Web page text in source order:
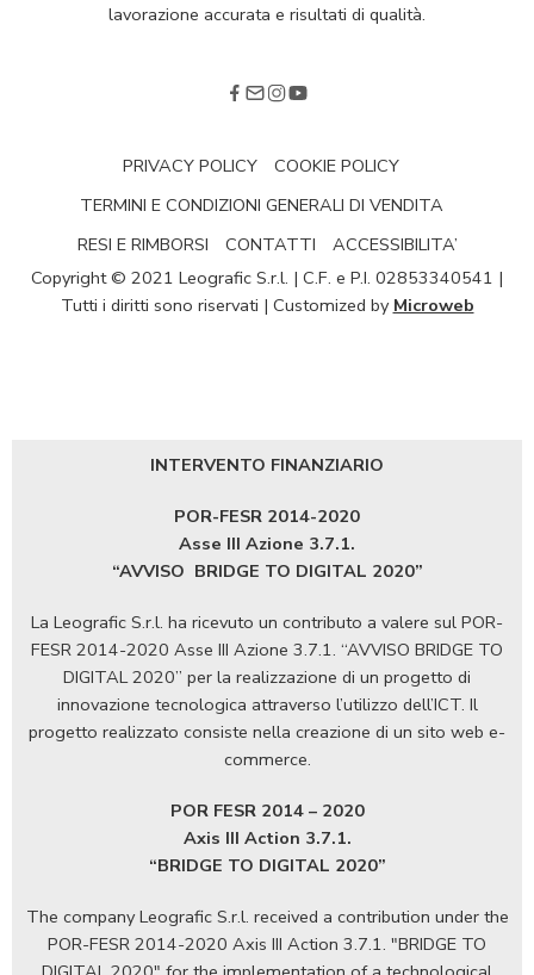
lavorazione accurata e risultati di qualità.
PRIVACY POLICY
COOKIE POLICY
TERMINI E CONDIZIONI GENERALI DI VENDITA
RESI E RIMBORSI
CONTATTI
ACCESSIBILITA’
Copyright © 2021 Leografic S.r.l. | C.F. e P.I. 02853340541 |
Tutti i diritti sono riservati | Customized by Microweb
INTERVENTO FINANZIARIO
POR-FESR 2014-2020
Asse III Azione 3.7.1.
“AVVISO BRIDGE TO DIGITAL 2020”
La Leografic S.r.l. ha ricevuto un contributo a valere sul POR-
FESR 2014-2020 Asse III Azione 3.7.1. “AVVISO BRIDGE TO
DIGITAL 2020” per la realizzazione di un progetto di
innovazione tecnologica attraverso l’utilizzo dell’ICT. Il
progetto realizzato consiste nella creazione di un sito web e-
commerce.
POR FESR 2014 – 2020
Axis III Action 3.7.1.
“BRIDGE TO DIGITAL 2020”
The company Leografic S.r.l. received a contribution under the
POR-FESR 2014-2020 Axis III Action 3.7.1. "BRIDGE TO